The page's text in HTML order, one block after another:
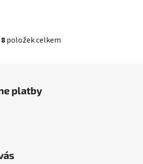
O
d
8položek celkem
platby